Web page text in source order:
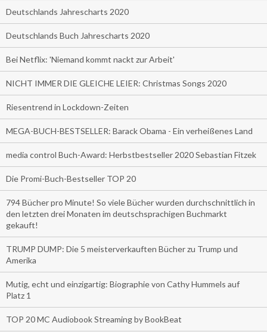
Deutschlands Jahrescharts 2020
Deutschlands Buch Jahrescharts 2020
Bei Netflix: 'Niemand kommt nackt zur Arbeit'
NICHT IMMER DIE GLEICHE LEIER: Christmas Songs 2020
Riesentrend in Lockdown-Zeiten
MEGA-BUCH-BESTSELLER: Barack Obama - Ein verheißenes Land
media control Buch-Award: Herbstbestseller 2020 Sebastian Fitzek
Die Promi-Buch-Bestseller TOP 20
794 Bücher pro Minute! So viele Bücher wurden durchschnittlich in
den letzten drei Monaten im deutschsprachigen Buchmarkt
gekauft!
TRUMP DUMP: Die 5 meisterverkauften Bücher zu Trump und
Amerika
Mutig, echt und einzigartig: Biographie von Cathy Hummels auf
Platz 1
TOP 20 MC Audiobook Streaming by BookBeat